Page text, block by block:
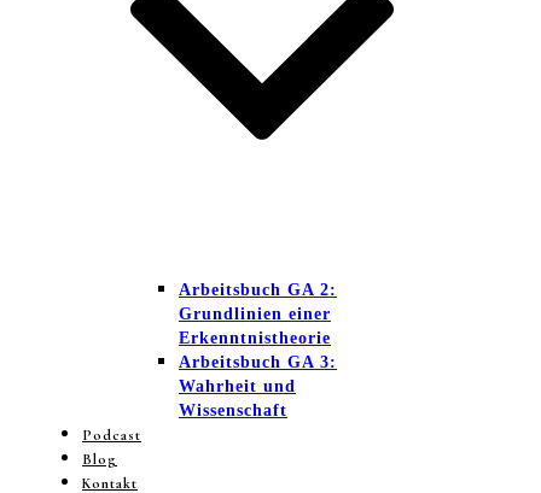
Arbeitsbuch GA 2:
Grundlinien einer
Erkenntnistheorie
Arbeitsbuch GA 3:
Wahrheit und
Wissenschaft
Podcast
Blog
Kontakt